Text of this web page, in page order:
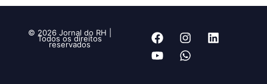
© 2026 Jornal do RH |
Todos os direitos
reservados